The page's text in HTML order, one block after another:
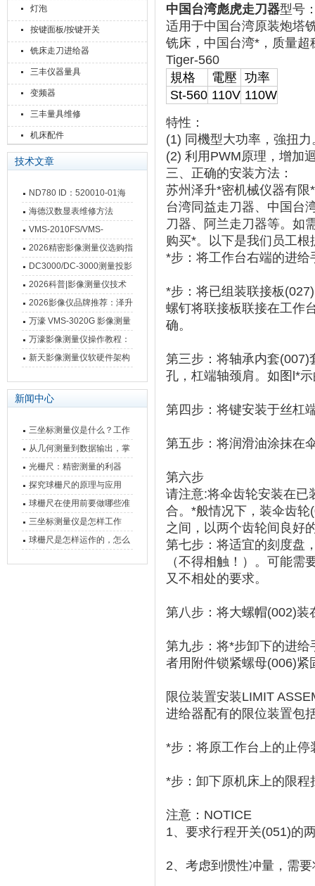
灯泡
按键面板/按键开关
铣床走刀进给器
三丰仪器量具
变频器
三丰量具维修
机床配件
技术文章
ND780 ID：520010-01海
德汉数显表故障维修内容
海德汉数显表维修方法
VMS-2010FS/VMS-
3020FS/VMS-4030FS手动
影像测量仪技术参数
2026精密影像测量仪选购指
南 靠谱品牌一站式选型推荐
DC3000/DC-3000测量投影
仪万濠数据处理器数显表故
障维修方法
2026科普|影像测量仪技术
原理、分类及选型应用
2026影像仪品牌推荐：泽升
影像测量仪选型指南
万濠 VMS-3020G 影像测量
仪技术规格与应用解析
万濠影像测量仪操作教程：
从开机到出报告，新手也能
新天影像测量仪软硬件架构
新闻中心
三坐标测量仪是什么？工作
原理、分类与核心功能一次
讲清
从几何测量到数据输出，掌
握万濠影像测量仪的六大核
心能力
光栅尺：精密测量的利器
探究球栅尺的原理与应用
球栅尺在使用前要做哪些准
备工作？
三坐标测量仪是怎样工作
的，功能有什么优势？
球栅尺是怎样运作的，怎么
中国台湾彪虎走刀器型号
适用于中国台湾原装炮塔
铣床，中国台湾*，质量
Tiger-560
規格
電壓 功率
St-560 110V 110W
特性：
(1) 同機型大功率，強扭力
(2) 利用PWM原理，增加
三、正确的安装方法：
苏州泽升*密机械仪器有
台湾同益走刀器、中国台
刀器、阿兰走刀器等。如
购买*。以下是我们员工
*步：将工作台右端的进
*步：将已组装联接板
螺钉将联接板联接在工作
确。
第三步：将轴承内套
孔，杠端轴颈肩。如图l*
第四步：将键安装于丝杠
第五步：将润滑油涂抹在
第六步
请注意:将伞齿轮安装在已
合。*般情况下，装伞齿
之间，以两个齿轮间良好
第七步：将适宜的刻度盘
（不得相触！）。可能
又不相处的要求。
第八步：将大螺帽(002)
第九步：将*步卸下的进
者用附件锁紧螺母(006)紧
限位装置安装LIMIT
进给器配有的限位装置包
*步：将原工作台上的止
*步：卸下原机床上的限
注意：NOTICE
1、要求行程开关(051)的
2、考虑到惯性冲量，需